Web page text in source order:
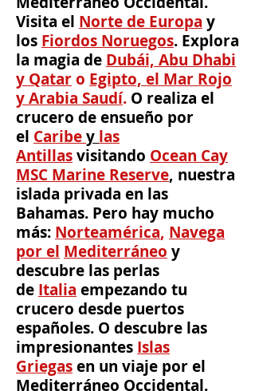
Visita el Norte de Europa y
los Fiordos Noruegos. Explora
la magia de Dubái, Abu Dhabi
y Qataro Egipto, el Mar Rojo
y Arabia Saudí. O realiza el
crucero de ensueño por
el Caribey las
Antillasvisitando Ocean Cay
MSC Marine Reserve, nuestra
islada privada en las
Bahamas. Pero hay mucho
más: Norteamérica, Navega
por el Mediterráneo y
descubre las perlas
de Italia empezando tu
crucero desde puertos
españoles. O descubre las
impresionantes Islas
Griegasen un viaje por el
Mediterráneo Occidental.